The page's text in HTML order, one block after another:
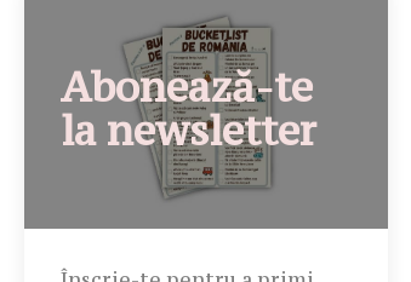
Abonează-te
la newsletter